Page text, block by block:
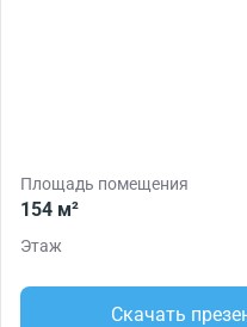
Площадь помещения
154 м²
Этаж
Скачать